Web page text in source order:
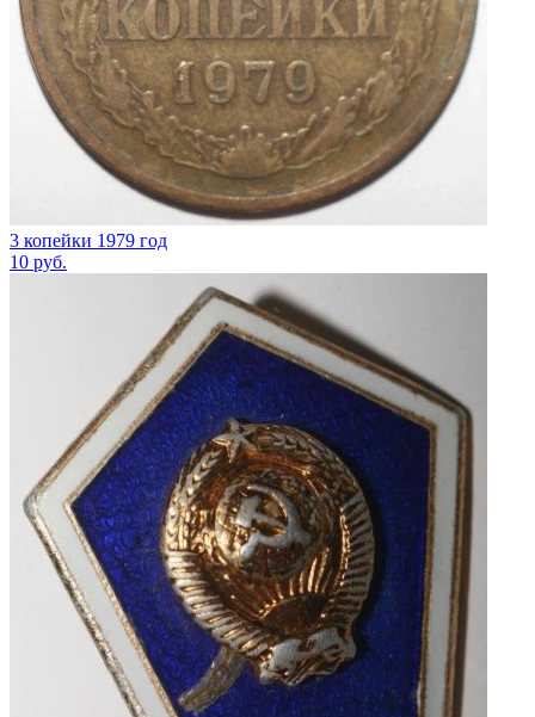
3 копейки 1979 год
10 руб.